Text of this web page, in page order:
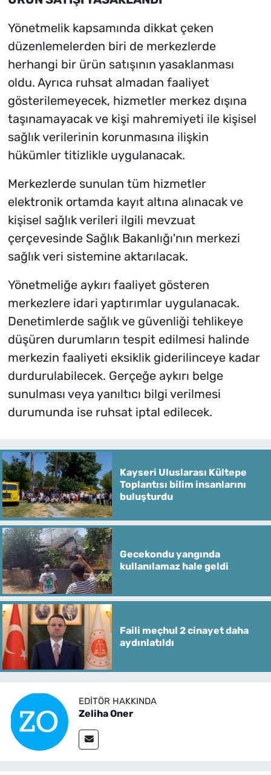
Yönetmelik kapsamında dikkat çeken
düzenlemelerden biri de merkezlerde
herhangi bir ürün satışının yasaklanması
oldu. Ayrıca ruhsat almadan faaliyet
gösterilemeyecek, hizmetler merkez dışına
taşınamayacak ve kişi mahremiyeti ile kişisel
sağlık verilerinin korunmasına ilişkin
hükümler titizlikle uygulanacak.
Merkezlerde sunulan tüm hizmetler
elektronik ortamda kayıt altına alınacak ve
kişisel sağlık verileri ilgili mevzuat
çerçevesinde Sağlık Bakanlığı'nın merkezi
sağlık veri sistemine aktarılacak.
Yönetmeliğe aykırı faaliyet gösteren
merkezlere idari yaptırımlar uygulanacak.
Denetimlerde sağlık ve güvenliği tehlikeye
düşüren durumların tespit edilmesi halinde
merkezin faaliyeti eksiklik giderilinceye kadar
durdurulabilecek. Gerçeğe aykırı belge
sunulması veya yanıltıcı bilgi verilmesi
durumunda ise ruhsat iptal edilecek.
Kayseri Uluslarası Kültepe
Toplantısı bilim insanlarını
buluşturdu
Gecekondu yangında
kullanılamaz hale geldi
Faili meçhul 2 cinayet daha
aydınlatıldı
EDITÖR HAKKINDA
Zeliha Oner